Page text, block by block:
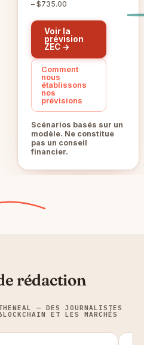
– $735.00
Voir la
prévision
ZEC →
Comment
nous
établissons
nos
prévisions
Scénarios basés sur un
modèle. Ne constitue
pas un conseil
financier.
rédaction
— DES JOURNALISTES
ET LES MARCHÉS